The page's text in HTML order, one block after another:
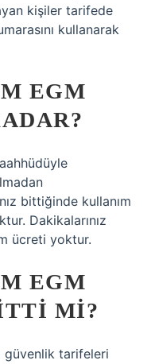
kişiler tarifede
kullanarak
EGM
bittiğinde kullanım
Dakikalarınız
ücreti yoktur.
EGM
MI?
güvenlik tarifeleri